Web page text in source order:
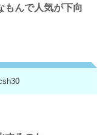
もんで人気が下向